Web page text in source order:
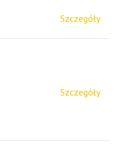
Szczegóły
Szczegóły